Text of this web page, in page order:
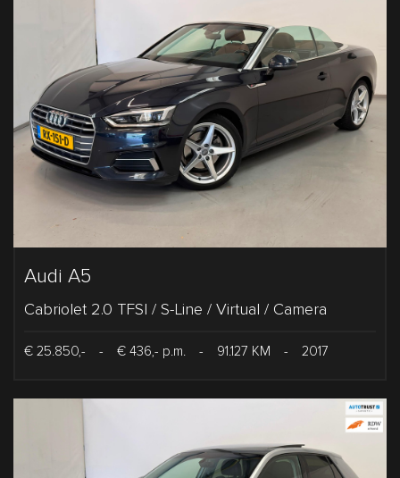
Audi A5
Cabriolet 2.0 TFSI / S-Line / Virtual / Camera
€ 25.850,- - € 436,- p.m. - 91.127 KM - 2017